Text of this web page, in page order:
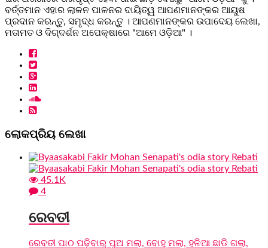
ବର୍ତ୍ତମାନ ଏହାର ଲାଳନ ପାଳନର ଦାୟିତ୍ୱ ଆପଣମାନଙ୍କର ଆୟୁଷ
ପ୍ରଦାନ କରନ୍ତୁ, ସମୃଦ୍ଧ କରନ୍ତୁ । ଆପଣମାନଙ୍କର ଉପାଦେୟ ଲେଖା,
ମତାମତ ଓ ଦିଗ୍ଦର୍ଶନ ଅପେକ୍ଷାରେ "ଆମେ ଓଡ଼ିଆ" ।
ଲୋକପ୍ରିୟ ଲେଖା
45.1K
4
ରେବତୀ
ରେବତୀ ପାଠ ପଢ଼ିବାରୁ ପୁଅ ମଲା, ବୋହୂ ମଲା, ହଳିଆ ଛାଡି ଗଲା,